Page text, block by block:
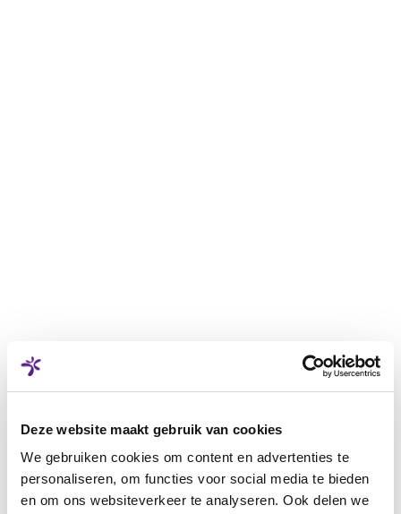
Deze website maakt gebruik van cookies
We gebruiken cookies om content en advertenties te
personaliseren, om functies voor social media te bieden
en om ons websiteverkeer te analyseren. Ook delen we